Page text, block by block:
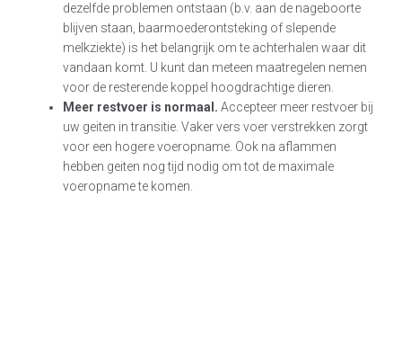
dezelfde problemen ontstaan (b.v. aan de nageboorte
blijven staan, baarmoederontsteking of slepende
melkziekte) is het belangrijk om te achterhalen waar dit
vandaan komt. U kunt dan meteen maatregelen nemen
voor de resterende koppel hoogdrachtige dieren.
Meer restvoer is normaal. Accepteer meer restvoer bij
uw geiten in transitie. Vaker vers voer verstrekken zorgt
voor een hogere voeropname. Ook na aflammen
hebben geiten nog tijd nodig om tot de maximale
voeropname te komen.